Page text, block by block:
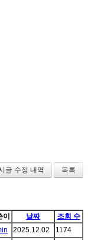
글 수정 내역 목록
이 날짜
조회 수
2025.12.02
1174